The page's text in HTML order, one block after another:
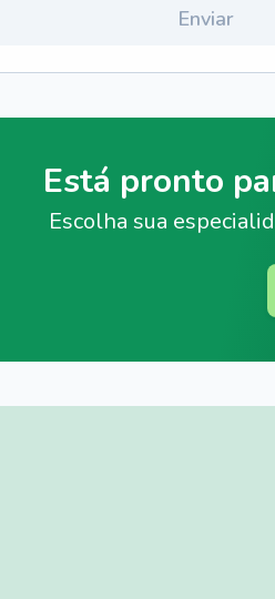
Enviar
Está pronto
Escolha sua